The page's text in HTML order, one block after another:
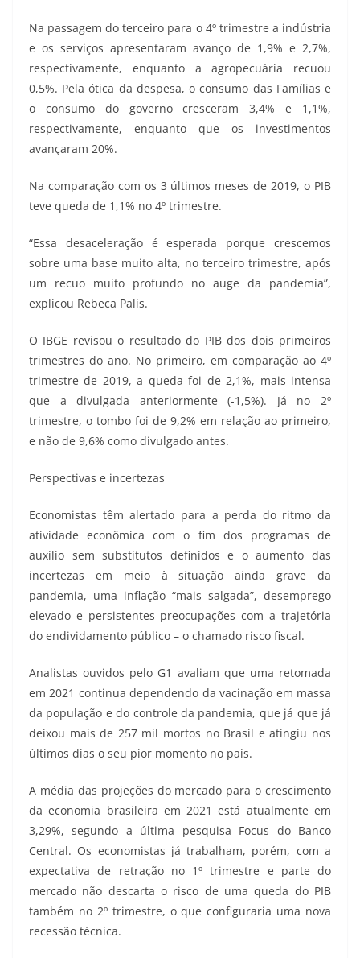
Na passagem do terceiro para o 4º trimestre a indústria
e os serviços apresentaram avanço de 1,9% e 2,7%,
respectivamente, enquanto a agropecuária recuou
0,5%. Pela ótica da despesa, o consumo das Famílias e
o consumo do governo cresceram 3,4% e 1,1%,
respectivamente, enquanto que os investimentos
avançaram 20%.
Na comparação com os 3 últimos meses de 2019, o PIB
teve queda de 1,1% no 4º trimestre.
“Essa desaceleração é esperada porque crescemos
sobre uma base muito alta, no terceiro trimestre, após
um recuo muito profundo no auge da pandemia”,
explicou Rebeca Palis.
O IBGE revisou o resultado do PIB dos dois primeiros
trimestres do ano. No primeiro, em comparação ao 4º
trimestre de 2019, a queda foi de 2,1%, mais intensa
que a divulgada anteriormente (-1,5%). Já no 2º
trimestre, o tombo foi de 9,2% em relação ao primeiro,
e não de 9,6% como divulgado antes.
Perspectivas e incertezas
Economistas têm alertado para a perda do ritmo da
atividade econômica com o fim dos programas de
auxílio sem substitutos definidos e o aumento das
incertezas em meio à situação ainda grave da
pandemia, uma inflação “mais salgada”, desemprego
elevado e persistentes preocupações com a trajetória
do endividamento público – o chamado risco fiscal.
Analistas ouvidos pelo G1 avaliam que uma retomada
em 2021 continua dependendo da vacinação em massa
da população e do controle da pandemia, que já que já
deixou mais de 257 mil mortos no Brasil e atingiu nos
últimos dias o seu pior momento no país.
A média das projeções do mercado para o crescimento
da economia brasileira em 2021 está atualmente em
3,29%, segundo a última pesquisa Focus do Banco
Central. Os economistas já trabalham, porém, com a
expectativa de retração no 1º trimestre e parte do
mercado não descarta o risco de uma queda do PIB
também no 2º trimestre, o que configuraria uma nova
recessão técnica.